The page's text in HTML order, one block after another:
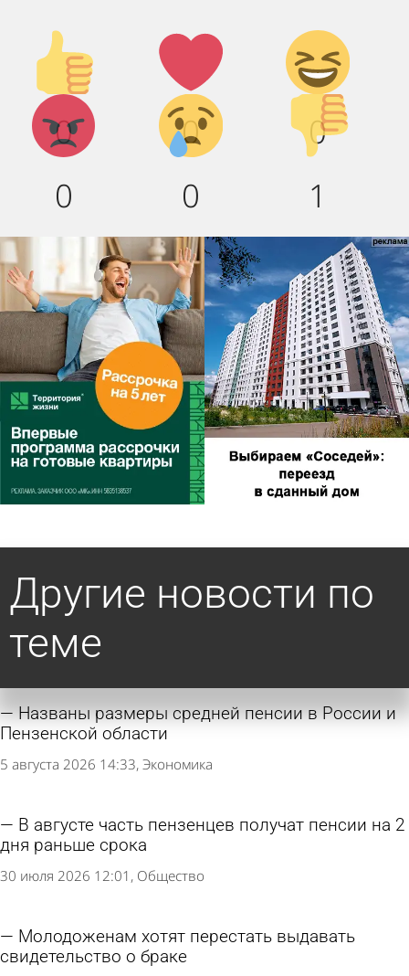
Палец
вверх!
0
Лайк!
0
Дикий
смех!
0
Агрессия!
0
Грусть :
(
0
Палец
вниз!
1
Другие новости по
теме
Названы размеры средней пенсии в России и
Пензенской области
5 августа 2026 14:33 Экономика
В августе часть пензенцев получат пенсии на 2
дня раньше срока
30 июля 2026 12:01 Общество
Молодоженам хотят перестать выдавать
свидетельство о браке